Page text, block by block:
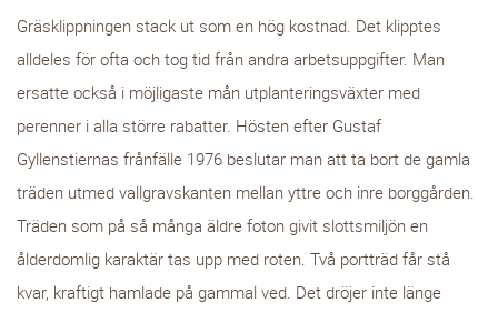
Gräsklippningen stack ut som en hög kostnad. Det klipptes
alldeles för ofta och tog tid från andra arbetsuppgifter. Man
ersatte också i möjligaste mån utplanteringsväxter med
perenner i alla större rabatter. Hösten efter Gustaf
Gyllenstiernas frånfälle 1976 beslutar man att ta bort de gamla
träden utmed vallgravskanten mellan yttre och inre borggården.
Träden som på så många äldre foton givit slottsmiljön en
ålderdomlig karaktär tas upp med roten. Två portträd får stå
kvar, kraftigt hamlade på gammal ved. Det dröjer inte länge